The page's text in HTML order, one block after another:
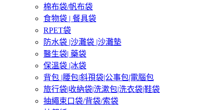
棉布袋/帆布袋
食物袋 | 餐具袋
RPET袋
防水袋 |沙灘袋 |沙灘墊
醫生袋| 藥袋
保溫袋 |冰袋
背包 |腰包|斜孭袋|公事包|電腦包
旅行袋|收納袋|洗漱包|洗衣袋|鞋袋
抽繩束口袋/背袋/索袋